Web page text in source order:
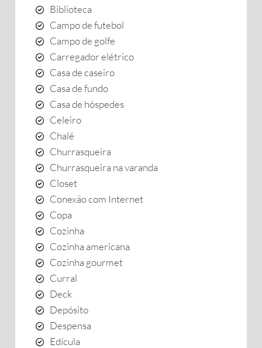
Biblioteca
Campo de futebol
Campo de golfe
Carregador elétrico
Casa de caseiro
Casa de fundo
Casa de hóspedes
Celeiro
Chalé
Churrasqueira
Churrasqueira na varanda
Closet
Conexão com Internet
Copa
Cozinha
Cozinha americana
Cozinha gourmet
Curral
Deck
Depósito
Despensa
Edícula